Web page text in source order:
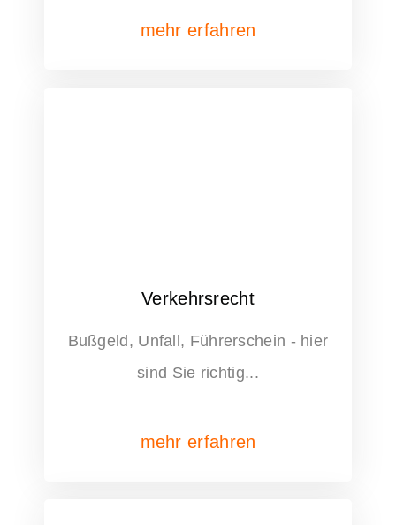
mehr erfahren
Verkehrsrecht
Bußgeld, Unfall, Führerschein - hier
sind Sie richtig...
mehr erfahren